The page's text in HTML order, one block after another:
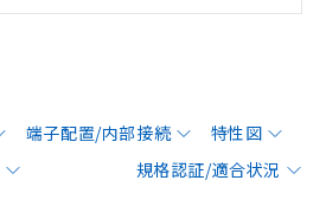
端子配置/内部接続
特性図
規格認証/適合状況